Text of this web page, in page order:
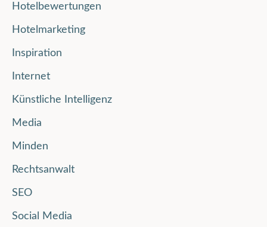
Hotelbewertungen
Hotelmarketing
Inspiration
Internet
Künstliche Intelligenz
Media
Minden
Rechtsanwalt
SEO
Social Media